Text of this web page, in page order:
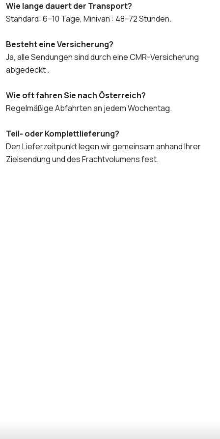
Wie lange dauert der Transport?
Standard: 6–10 Tage, Minivan : 48–72 Stunden.
Besteht eine Versicherung?
Ja, alle Sendungen sind durch eine CMR-Versicherung
abgedeckt .
Wie oft fahren Sie nach Österreich?
Regelmäßige Abfahrten an jedem Wochentag.
Teil- oder Komplettlieferung?
Den Lieferzeitpunkt legen wir gemeinsam anhand Ihrer
Zielsendung und des Frachtvolumens fest.